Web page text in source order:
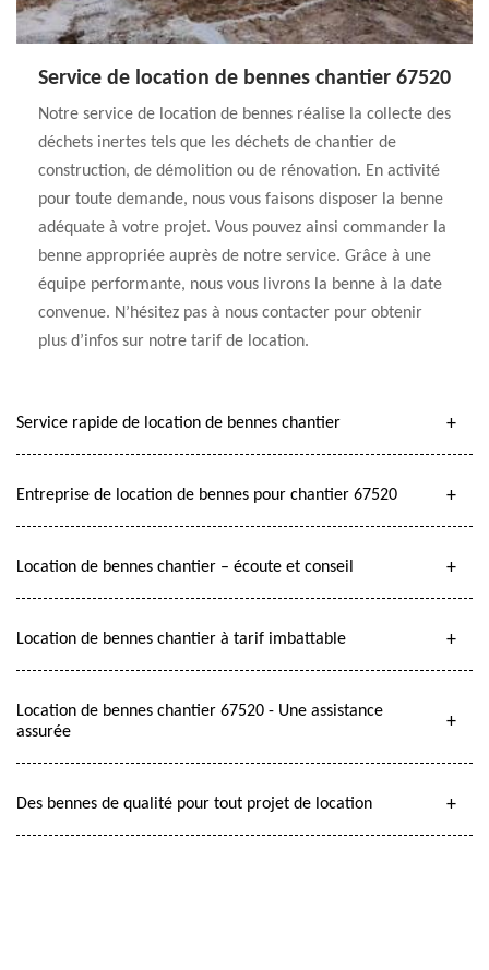
Service de location de bennes chantier 67520
Notre service de location de bennes réalise la collecte des
déchets inertes tels que les déchets de chantier de
construction, de démolition ou de rénovation. En activité
pour toute demande, nous vous faisons disposer la benne
adéquate à votre projet. Vous pouvez ainsi commander la
benne appropriée auprès de notre service. Grâce à une
équipe performante, nous vous livrons la benne à la date
convenue. N’hésitez pas à nous contacter pour obtenir
plus d’infos sur notre tarif de location.
Service rapide de location de bennes chantier
Entreprise de location de bennes pour chantier 67520
Location de bennes chantier – écoute et conseil
Location de bennes chantier à tarif imbattable
Location de bennes chantier 67520 - Une assistance
assurée
Des bennes de qualité pour tout projet de location